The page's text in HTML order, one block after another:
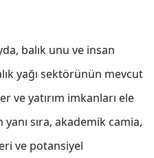
balık unu ve insan
yağı sektörünün mevcut
ve yatırım imkanları ele
sıra, akademik camia,
ve potansiyel